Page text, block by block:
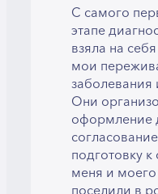
С самого
этапе
взяла на
мои
Они
оформление
подготовку
меня и